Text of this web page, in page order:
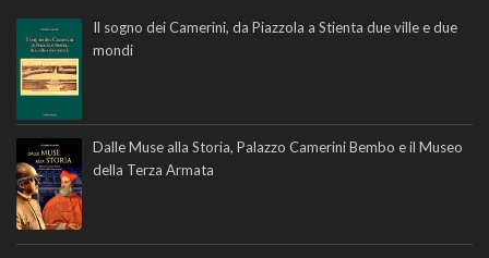
Il sogno dei Camerini, da Piazzola a Stienta due ville e due
mondi
Dalle Muse alla Storia, Palazzo Camerini Bembo e il Museo
della Terza Armata